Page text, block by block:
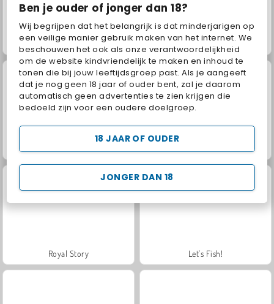
Ben je ouder of jonger dan 18?
Wij begrijpen dat het belangrijk is dat minderjarigen op
een veilige manier gebruik maken van het internet. We
beschouwen het ook als onze verantwoordelijkheid
om de website kindvriendelijk te maken en inhoud te
tonen die bij jouw leeftijdsgroep past. Als je aangeeft
dat je nog geen 18 jaar of ouder bent, zal je daarom
automatisch geen advertenties te zien krijgen die
bedoeld zijn voor een oudere doelgroep.
JONGER DAN 18
18 JAAR OF OUDER
Unblock It Atlantis Mergest Kingdom
Royal Story Let's Fish!